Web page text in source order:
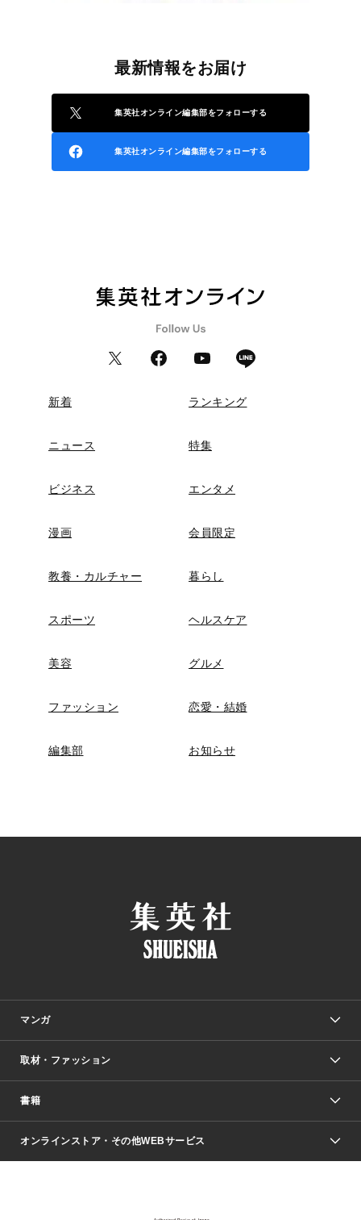
最新情報をお届け
集英社オンライン編集部をフォローする
集英社オンライン編集部をフォローする
新着 ランキング
ニュース 特集
ビジネス エンタメ
漫画 会員限定
教養・カルチャー 暮らし
スポーツ ヘルスケア
美容 グルメ
ファッション 恋愛・結婚
編集部 お知らせ
マンガ
少年マンガ
Vジャンプ
週刊ヤングジャンプ
少女マンガ
取材・ファッション
Seventeen
芸能・情報・スポーツ
書籍
文芸・文庫・総合
オンラインストア・その他WEBサービス